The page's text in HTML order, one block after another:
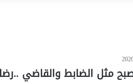
مثل الضابط والقاضي
مخالفات
الي
50